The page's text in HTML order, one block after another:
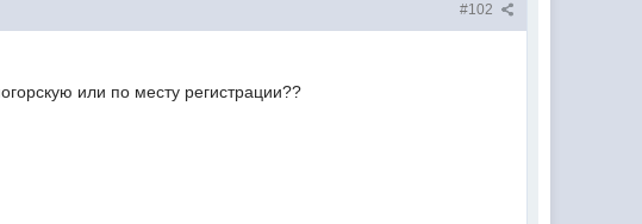
#102
или по месту регистрации??